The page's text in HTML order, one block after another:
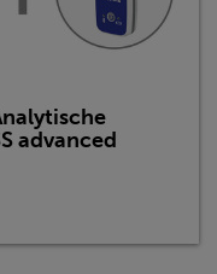
advanced